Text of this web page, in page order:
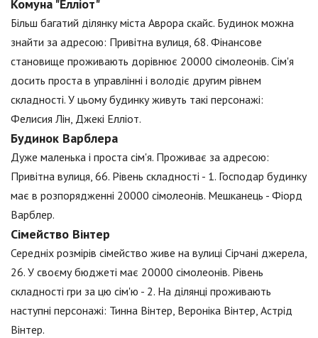
Комуна "Елліот"
Більш багатий ділянку міста Аврора скайс. Будинок можна
знайти за адресою: Привітна вулиця, 68. Фінансове
становище проживають дорівнює 20000 сімолеонів. Сім'я
досить проста в управлінні і володіє другим рівнем
складності. У цьому будинку живуть такі персонажі:
Фелисия Лін, Джекі Елліот.
Будинок Варблера
Дуже маленька і проста сім'я. Проживає за адресою:
Привітна вулиця, 66. Рівень складності - 1. Господар будинку
має в розпорядженні 20000 сімолеонів. Мешканець - Фіорд
Варблер.
Сімейство Вінтер
Середніх розмірів сімейство живе на вулиці Сірчані джерела,
26. У своєму бюджеті має 20000 сімолеонів. Рівень
складності гри за цю сім'ю - 2. На ділянці проживають
наступні персонажі: Тинна Вінтер, Вероніка Вінтер, Астрід
Вінтер.